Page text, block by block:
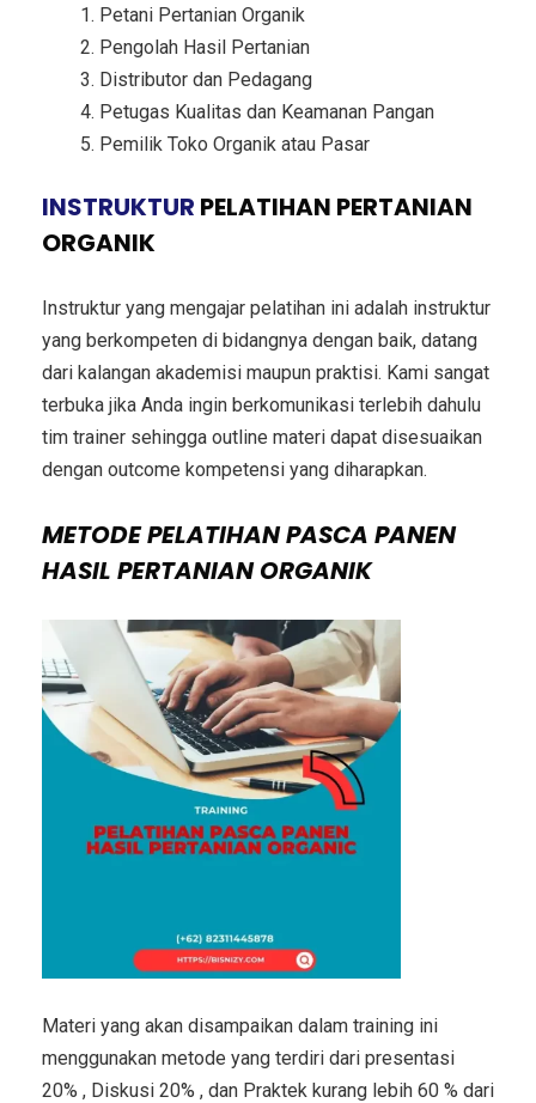
Petani Pertanian Organik
Pengolah Hasil Pertanian
Distributor dan Pedagang
Petugas Kualitas dan Keamanan Pangan
Pemilik Toko Organik atau Pasar
INSTRUKTUR PELATIHAN PERTANIAN
ORGANIK
Instruktur yang mengajar pelatihan ini adalah instruktur
yang berkompeten di bidangnya dengan baik, datang
dari kalangan akademisi maupun praktisi. Kami sangat
terbuka jika Anda ingin berkomunikasi terlebih dahulu
tim trainer sehingga outline materi dapat disesuaikan
dengan outcome kompetensi yang diharapkan.
METODEPELATIHAN PASCA PANEN
HASIL PERTANIAN ORGANIK
Materi yang akan disampaikan dalam training ini
menggunakan metode yang terdiri dari presentasi
20% , Diskusi 20% , dan Praktek kurang lebih 60 % dari